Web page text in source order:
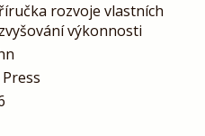
rozvoje vlastních
výkonnosti